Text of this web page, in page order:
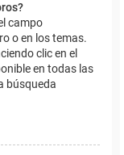
campo
o en los temas.
clic en el
en todas las
búsqueda